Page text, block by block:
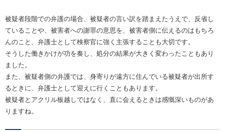
被疑者段階での弁護の場合、被疑者の言い訳を踏まえたうえで、反省し
ていることや、被害者への謝罪の意思を、被害者側に伝えるのはもちろ
んのこと、弁護士として検察官に強く主張することも大切です。
そうした働きかけが功を奏し、処分の結果が大きく変わったこともあり
ました。
また、被疑者側の弁護では、身寄りが遠方に住んでいる被疑者が出所す
るときに、弁護士として迎えに行くこともあります。
被疑者とアクリル板越しではなく、直に会えるときは感慨深いものがあ
りますね。